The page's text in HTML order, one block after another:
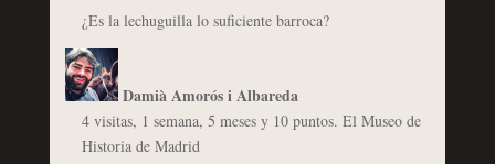
¿Es la lechuguilla lo suficiente barroca?
Damià Amorós i Albareda
4 visitas, 1 semana, 5 meses y 10 puntos. El Museo de
Historia de Madrid